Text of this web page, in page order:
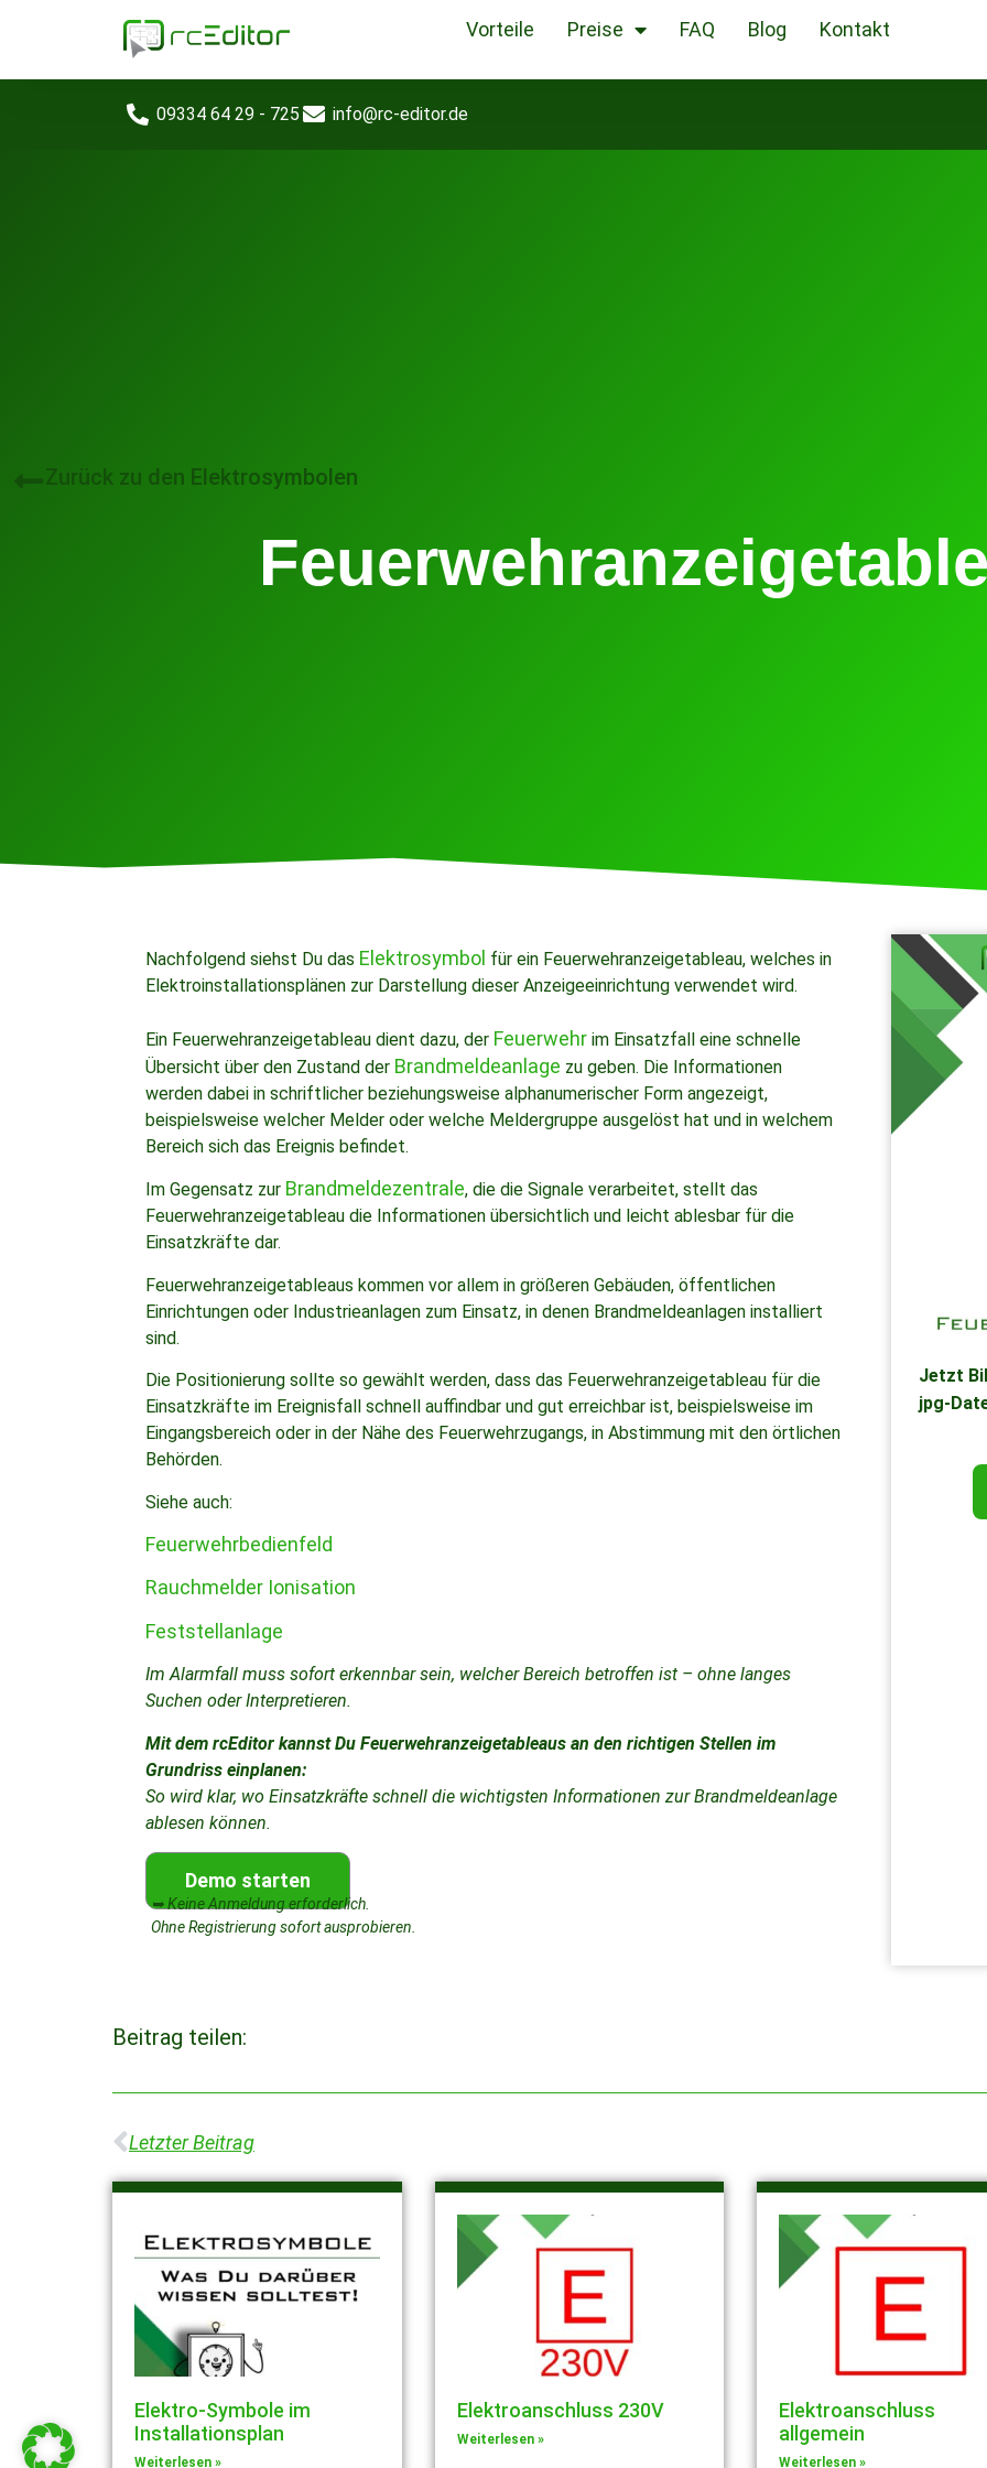
Vorteile Preise FAQ Blog Kontakt
09334 64 29 - 725 info@rc-editor.de
Zurück zu den Elektrosymbolen
Nachfolgend siehst Du das Elektrosymbol für ein Feuerwehranzeigetableau, welches in
Elektroinstallationsplänen zur Darstellung dieser Anzeigeeinrichtung verwendet wird.
Ein Feuerwehranzeigetableau dient dazu, der Feuerwehr im Einsatzfall eine schnelle
Übersicht über den Zustand der Brandmeldeanlage zu geben. Die Informationen
werden dabei in schriftlicher beziehungsweise alphanumerischer Form angezeigt,
beispielsweise welcher Melder oder welche Meldergruppe ausgelöst hat und in welchem
Bereich sich das Ereignis befindet.
Im Gegensatz zur Brandmeldezentrale, die die Signale verarbeitet, stellt das
Feuerwehranzeigetableau die Informationen übersichtlich und leicht ablesbar für die
Einsatzkräfte dar.
Feuerwehranzeigetableaus kommen vor allem in größeren Gebäuden, öffentlichen
Einrichtungen oder Industrieanlagen zum Einsatz, in denen Brandmeldeanlagen installiert
sind.
Die Positionierung sollte so gewählt werden, dass das Feuerwehranzeigetableau für die
Einsatzkräfte im Ereignisfall schnell auffindbar und gut erreichbar ist, beispielsweise im
Eingangsbereich oder in der Nähe des Feuerwehrzugangs, in Abstimmung mit den örtlichen
Behörden.
Siehe auch:
Feuerwehrbedienfeld
Rauchmelder Ionisation
Feststellanlage
Im Alarmfall muss sofort erkennbar sein, welcher Bereich betroffen ist – ohne langes
Suchen oder Interpretieren.
Mit dem rcEditor kannst Du Feuerwehranzeigetableaus an den richtigen Stellen im
Grundriss einplanen:
So wird klar, wo Einsatzkräfte schnell die wichtigsten Informationen zur Brandmeldeanlage
ablesen können.
Demo starten
➥ Keine Anmeldung erforderlich.
Ohne Registrierung sofort ausprobieren.
Jetzt
jpg-
Beitrag teilen:
Letzter Beitrag
Elektro-Symbole im
Installationsplan
Weiterlesen »
Elektroanschluss 230V
Weiterlesen »
Elektroanschluss
allgemein
Weiterlesen »